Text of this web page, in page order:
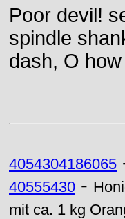
Poor devil!
spindle
dash, O
4054304186065
40555430 -
mit ca. 1 kg